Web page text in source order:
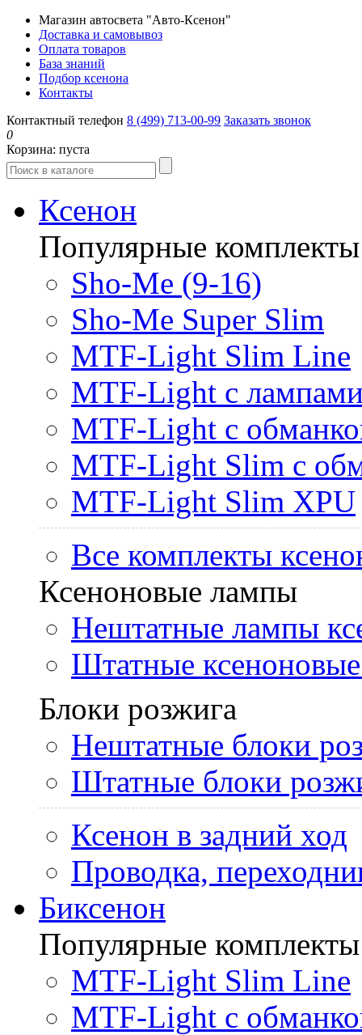
Магазин автосвета "Авто-Ксенон"
Доставка и самовывоз
Оплата товаров
База знаний
Подбор ксенона
Контакты
Контактный телефон 8 (499) 713-00-99 Заказать звонок
0
Корзина: пуста
Ксенон
Популярные комплекты
Sho-Me (9-16)
Sho-Me Super Slim
MTF-Light Slim Line
MTF-Light с
MTF-Light с
MTF-Light Slim с
MTF-Light Slim XPU
Все комплекты
Ксеноновые лампы
Нештатные лампы
Штатные
Блоки розжига
Нештатные блоки
Штатные блоки
Ксенон в задний ход
Проводка,
Биксенон
Популярные комплекты
MTF-Light Slim Line
MTF-Light с